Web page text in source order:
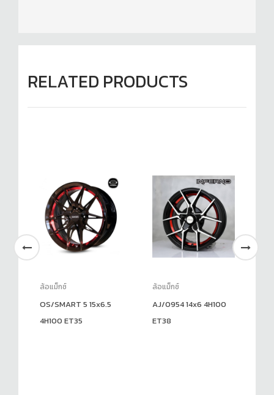
RELATED PRODUCTS
ล้อแม็กซ์
OS/SMART 5 15x6.5
4H100 ET35
ล้อแม็กซ์
AJ/0954 14x6 4H100
ET38